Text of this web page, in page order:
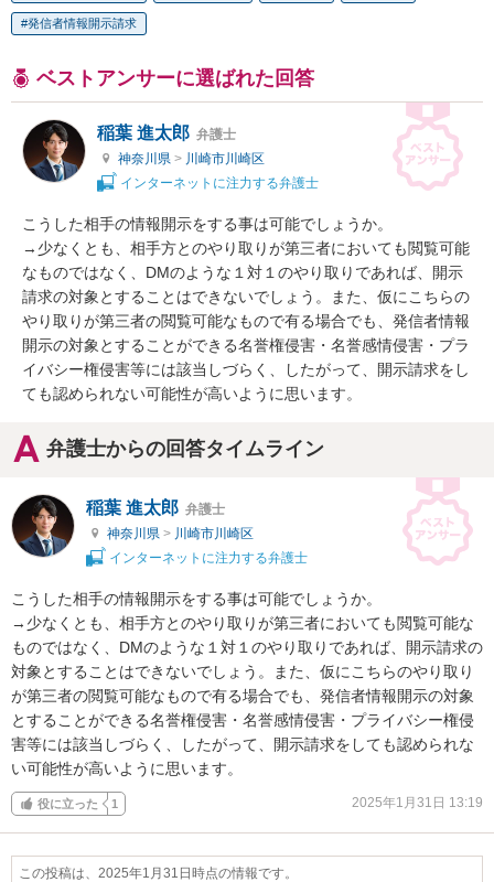
発信者情報開示請求
ベストアンサーに選ばれた回答
稲葉 進太郎 弁護士
神奈川県 > 川崎市川崎区
インターネットに注力する弁護士
こうした相手の情報開示をする事は可能でしょうか。
→少なくとも、相手方とのやり取りが第三者においても閲覧可能
なものではなく、DMのような１対１のやり取りであれば、開示
請求の対象とすることはできないでしょう。また、仮にこちらの
やり取りが第三者の閲覧可能なもので有る場合でも、発信者情報
開示の対象とすることができる名誉権侵害・名誉感情侵害・プラ
イバシー権侵害等には該当しづらく、したがって、開示請求をし
ても認められない可能性が高いように思います。
弁護士からの回答タイムライン
稲葉 進太郎 弁護士
神奈川県 > 川崎市川崎区
インターネットに注力する弁護士
こうした相手の情報開示をする事は可能でしょうか。
→少なくとも、相手方とのやり取りが第三者においても閲覧可能な
ものではなく、DMのような１対１のやり取りであれば、開示請求の
対象とすることはできないでしょう。また、仮にこちらのやり取り
が第三者の閲覧可能なもので有る場合でも、発信者情報開示の対象
とすることができる名誉権侵害・名誉感情侵害・プライバシー権侵
害等には該当しづらく、したがって、開示請求をしても認められな
い可能性が高いように思います。
役に立った 1 2025年1月31日 13:19
この投稿は、2025年1月31日時点の情報です。